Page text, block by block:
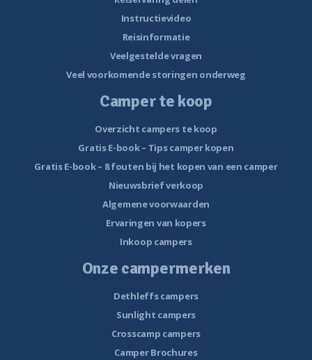
Instructievideo
Reisinformatie
Veelgestelde vragen
Veel voorkomende storingen onderweg
Camper te koop
Overzicht campers te koop
Gratis E-book – Tips camper kopen
Gratis E-book – 8 fouten bij het kopen van een camper
Nieuwsbrief verkoop
Algemene voorwaarden
Ervaringen van kopers
Inkoop campers
Onze campermerken
Dethleffs campers
Sunlight campers
Crosscamp campers
Camper Brochures